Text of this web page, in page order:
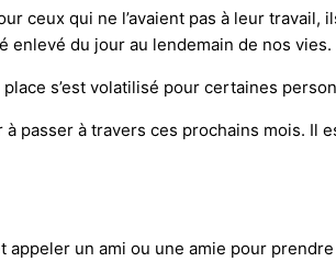
ceux qui ne l’avaient pas à leur
enlevé du jour au lendemain de nos vies.
s’est volatilisé pour certaines
passer à travers ces prochains mois. Il
un ami ou une amie pour